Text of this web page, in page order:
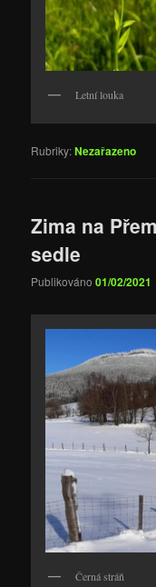
Letní louka
Rubriky:Nezařazeno
Zima na
sedle
Publikováno01/02/2021
Černá stráň